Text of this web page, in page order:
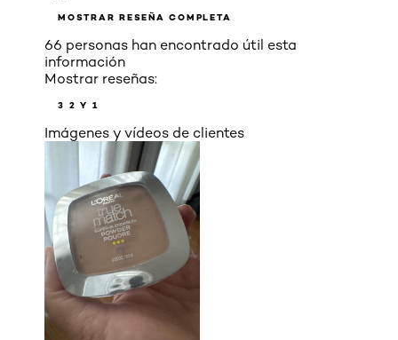
MOSTRAR RESEÑA COMPLETA
66 personas han encontrado útil esta
información
Mostrar reseñas:
3 2 Y 1
Imágenes y vídeos de clientes